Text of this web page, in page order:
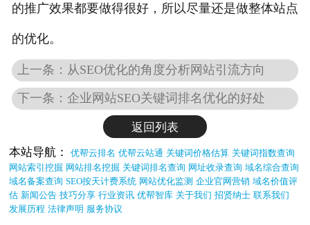
的推广效果都要做得很好，所以尽量还是做整体站点
的优化。
上一条：从SEO优化的角度分析网站引流方向
下一条：企业网站SEO关键词排名优化的好处
返回列表
本站导航：
优帮云排名 优帮云站通 关键词价格估算 关键词指数查询
网站索引挖掘 网站排名挖掘 关键词排名查询 网址收录查询 域名综合查询
域名备案查询 SEO按天计费系统 网站优化监测 企业官网营销 域名价值评
估 新闻公告 技巧分享 行业资讯 优帮智库 关于我们 招贤纳士 联系我们
发展历程 法律声明 服务协议